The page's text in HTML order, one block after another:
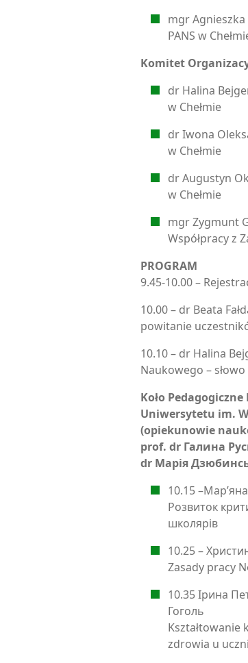
mgr
PANS w
Komitet
dr Halina
w Chełmie
dr Iwona
w Chełmie
dr Augustyn
w Chełmie
mgr Zygmunt
Współpracy z
PROGRAM
9.45-10.00 –
10.00 – dr Beata
powitanie
10.10 – dr Halina
Naukowego –
Koło
Uniwersytetu im.
(opiekunowie
prof. dr Галина
dr Марія
10.15
Розвиток
школярів
10.25 –
Zasady pracy
10.35 Ірина
Гоголь
zdrowia u